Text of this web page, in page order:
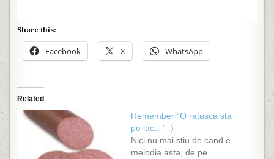
Share this:
Facebook X WhatsApp
Related
Remember “O ratusca sta
pe lac…” :)
Nici nu mai stiu de cand e
melodia asta, de pe